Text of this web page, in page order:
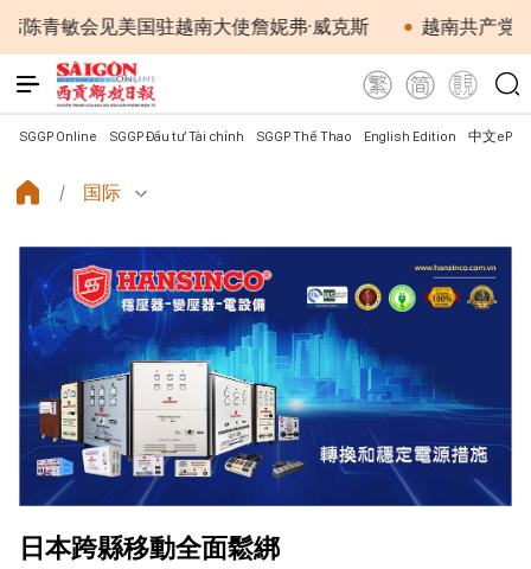
国驻越南大使詹妮弗·威克斯 越南共产党中央总书记、
SGGP Online SGGP Đầu tư Tài chính SGGP Thể Thao English Edition 中文
国际
日本跨縣移動全面鬆綁